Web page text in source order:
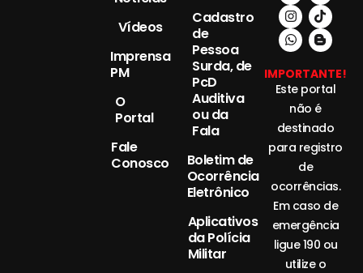
Vídeos
Imprensa
PM
O
Portal
Fale
Conosco
Cadastro
de
Pessoa
Surda, de
PcD
Auditiva
ou da
Fala
Boletim de
Ocorrência
Eletrônico
Aplicativos
da Polícia
Militar
IMPORTANTE!
Este portal
não é
destinado
para registro
de
ocorrências.
Em caso de
emergência
ligue 190 ou
utilize o